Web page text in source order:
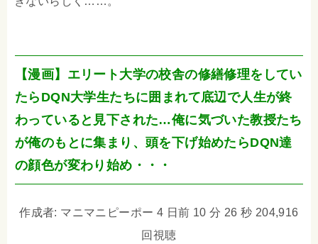
【漫画】エリート大学の校舎の修繕修理をしてい
たらDQN大学生たちに囲まれて底辺で人生が終
わっていると見下された…俺に気づいた教授たち
が俺のもとに集まり、頭を下げ始めたらDQN達
の顔色が変わり始め・・・
作成者: マニマニピーポー 4 日前 10 分 26 秒 204,916
回視聴